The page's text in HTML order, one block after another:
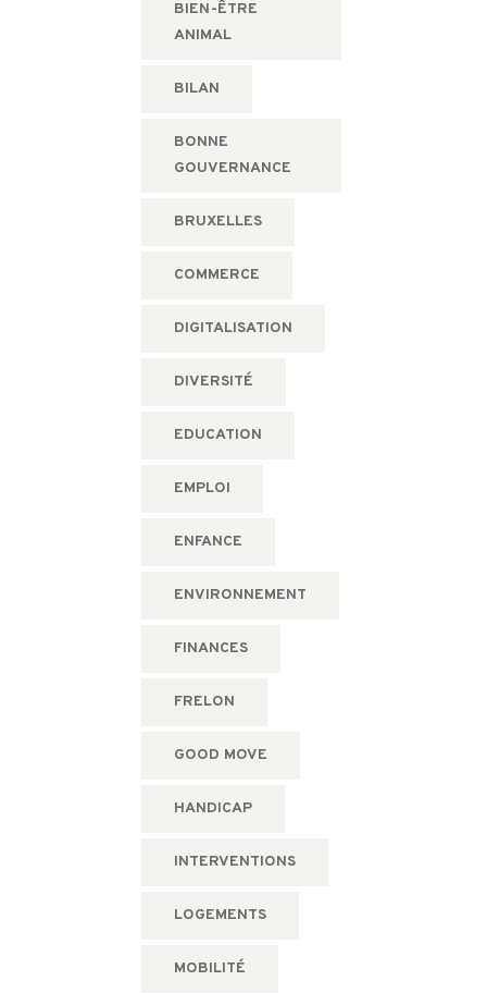
BIEN-ÊTRE
ANIMAL
BILAN
BONNE
GOUVERNANCE
BRUXELLES
COMMERCE
DIGITALISATION
DIVERSITÉ
EDUCATION
EMPLOI
ENFANCE
ENVIRONNEMENT
FINANCES
FRELON
GOOD MOVE
HANDICAP
INTERVENTIONS
LOGEMENTS
MOBILITÉ